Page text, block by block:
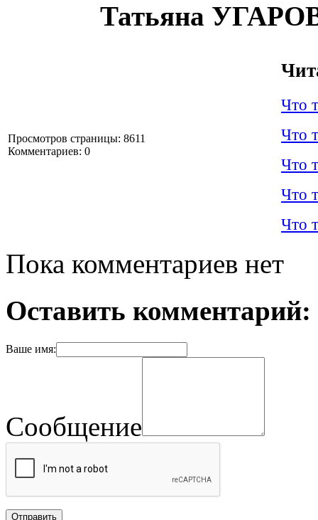
Татьяна
Просмотров страницы: 8611
Комментариев: 0
Что
Что
Что
Что
Что
Пока комментариев нет
Оставить комментарий:
Ваше имя:
Сообщение